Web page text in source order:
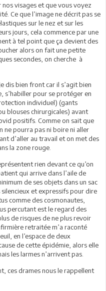
nos visages et que vous voyez
Ce que l’image ne décrit pas se
sur le nez et sur les
jours, cela commence par une
à tel point que ça devient des
alors on fait une petite
secondes, on cherche à
dis bien front car il s’agit bien
s’habiller pour se protéger en
individuel) (gants
blouses chirurgicales) avant
positifs. Comme on sait que
ne pourra pas ni boire ni aller
d’aller au travail et on met des
la zone rouge.
rien devant ce qu’on
qui arrive dans l’aile de
de ses objets dans un sac
et expressifs pour dire
comme des cosmonautes,
percutant est le regard des
de risques de ne plus revoir
retraitée m’a raconté
en l’espace de deux
de cette épidémie, alors elle
les larmes n’arrivent pas.
ces drames nous le rappellent